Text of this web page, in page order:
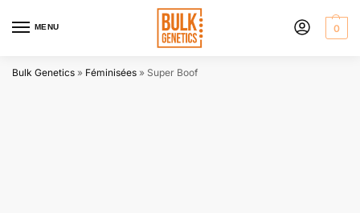
MENU 0
Bulk Genetics » Féminisées » Super Boof